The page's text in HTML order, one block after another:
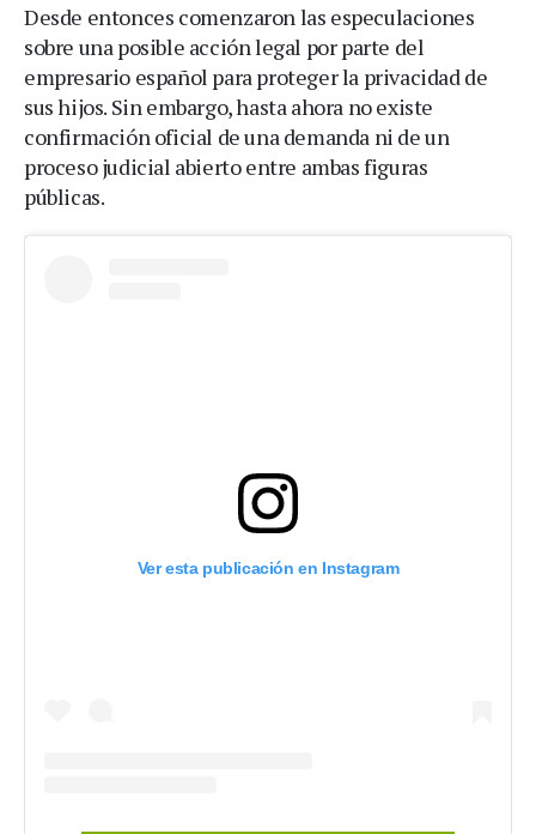
Desde entonces comenzaron las especulaciones
sobre una posible acción legal por parte del
empresario español para proteger la privacidad de
sus hijos. Sin embargo, hasta ahora no existe
confirmación oficial de una demanda ni de un
proceso judicial abierto entre ambas figuras
públicas.
Ver esta publicación en Instagram